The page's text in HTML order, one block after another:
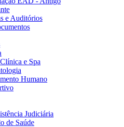
e Auditórios
e Spa
Humano
Judiciária
de Saúde